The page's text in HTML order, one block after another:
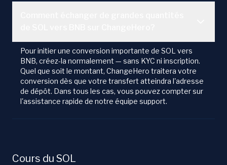
Pour initier une conversion importante de SOL vers
BNB, créez-la normalement — sans KYC ni inscription.
Quel que soit le montant, ChangeHero traitera votre
conversion dès que votre transfert atteindra l'adresse
de dépôt. Dans tous les cas, vous pouvez compter sur
l'assistance rapide de notre équipe support.
Cours du SOL